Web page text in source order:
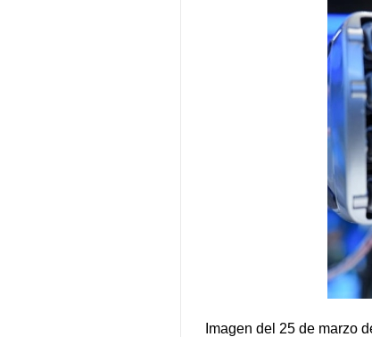
Imagen del 25 de marzo